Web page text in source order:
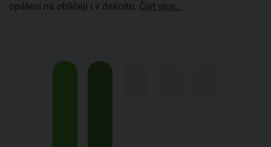
opálení na obličeji i v dekoltu. Číst více...